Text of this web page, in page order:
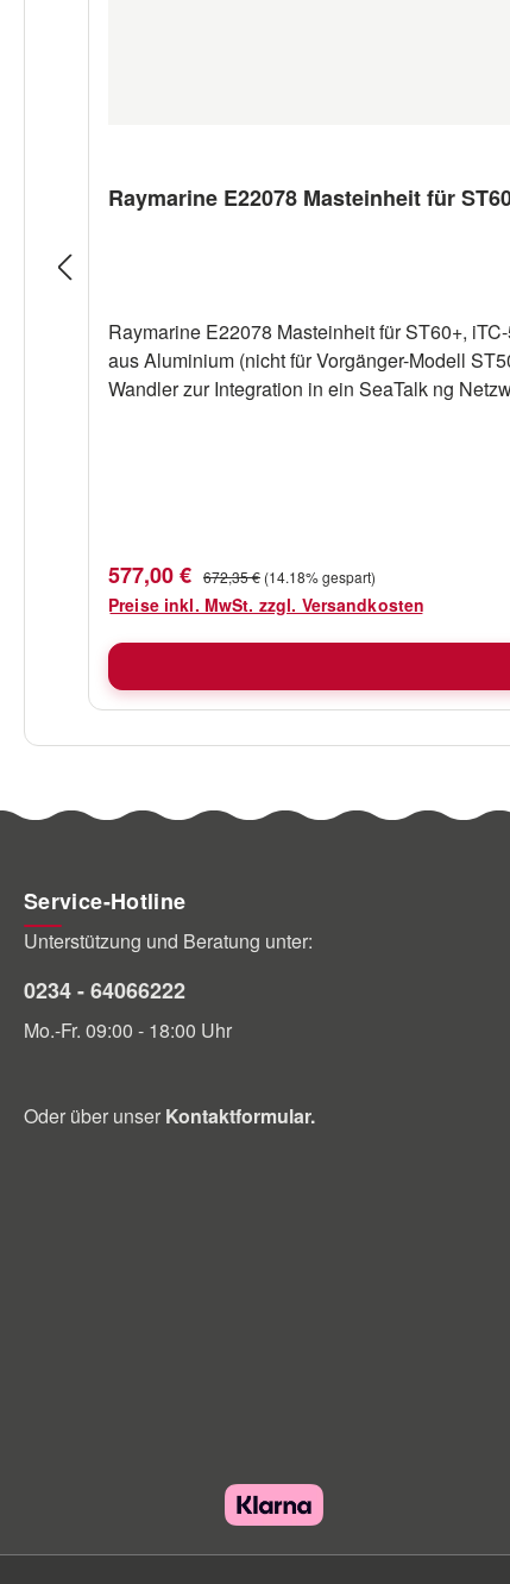
Raymarine E22078 Masteinheit für
Raymarine E22078 Masteinheit für ST60+,
aus Aluminium (nicht für Vorgänger-Modell
Wandler zur Integration in ein SeaTalk ng
Verkaufspreis:
577,00 € Regulärer Preis:
672,35 € (14.18% gespart)
Preise inkl. MwSt. zzgl. Versandkosten
Service-Hotline
Unterstützung und Beratung unter:
0234 - 64066222
Mo.-Fr. 09:00 - 18:00 Uhr
Oder über unser Kontaktformular.